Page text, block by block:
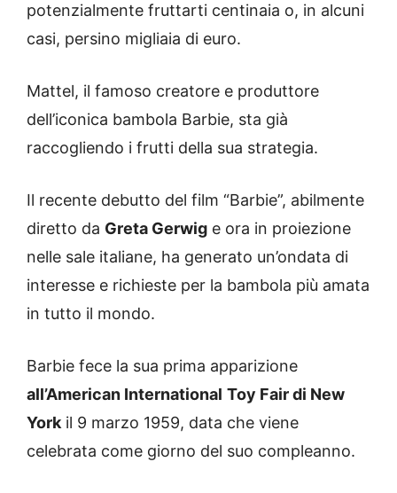
potenzialmente fruttarti centinaia o, in alcuni
casi, persino migliaia di euro.
Mattel, il famoso creatore e produttore
dell’iconica bambola Barbie, sta già
raccogliendo i frutti della sua strategia.
Il recente debutto del film “Barbie”, abilmente
diretto da Greta Gerwig e ora in proiezione
nelle sale italiane, ha generato un’ondata di
interesse e richieste per la bambola più amata
in tutto il mondo.
Barbie fece la sua prima apparizione
all’American International Toy Fair di New
Yorkil 9 marzo 1959, data che viene
celebrata come giorno del suo compleanno.